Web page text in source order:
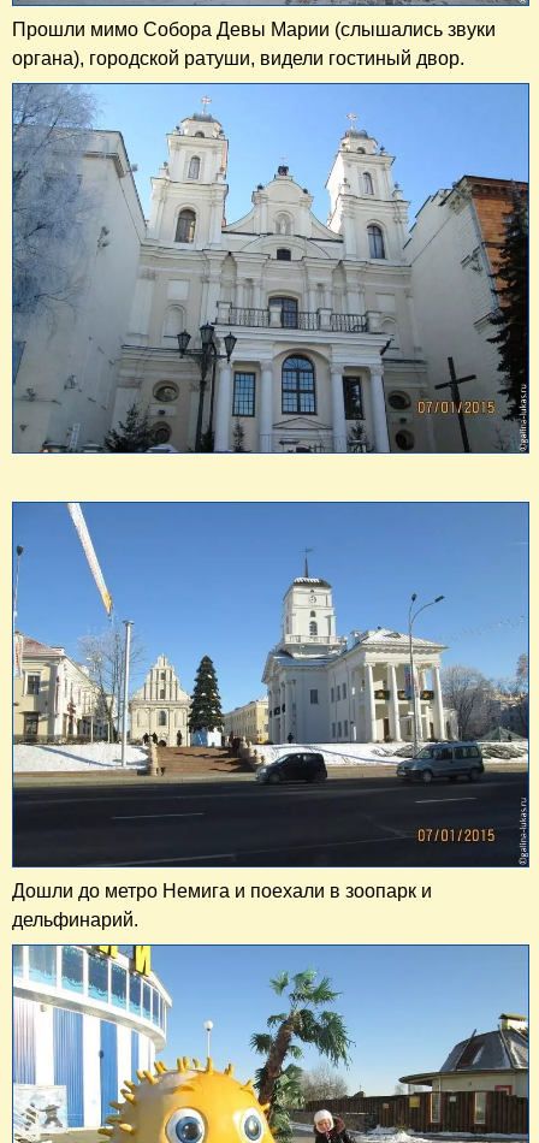
Прошли мимо Собора Девы Марии (слышались звуки
органа), городской ратуши, видели гостиный двор.
Дошли до метро Немига и поехали в зоопарк и
дельфинарий.